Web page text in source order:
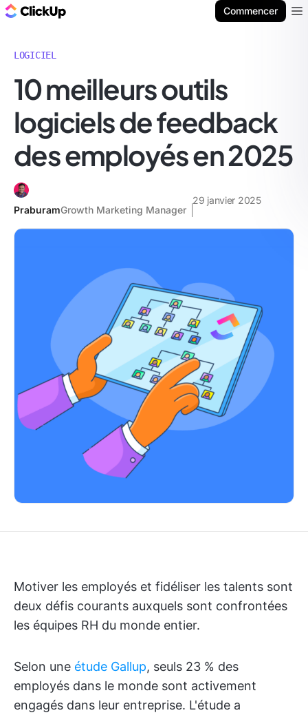
Commencer
LOGICIEL
10 meilleurs outils
logiciels de feedback
des employés en 2025
PraburamGrowth Marketing Manager
29 janvier 2025
Motiver les employés et fidéliser les talents sont
deux défis courants auxquels sont confrontées
les équipes RH du monde entier.
Selon une étude Gallup, seuls 23 % des
employés dans le monde sont activement
engagés dans leur entreprise. L'étude a